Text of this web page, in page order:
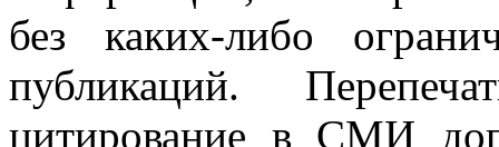
без каких-либо
публикаций.
цитирование в СМИ